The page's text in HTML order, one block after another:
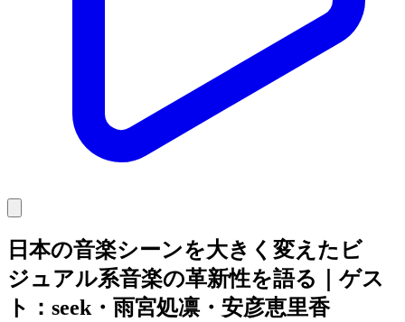
日本の音楽シーンを大きく変えたビ
ジュアル系音楽の革新性を語る｜ゲス
ト：seek・雨宮処凛・安彦恵里香